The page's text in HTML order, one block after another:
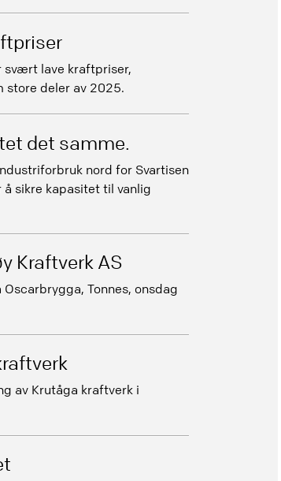
svært lave kraftpriser,
store deler av 2025.
det samme.
nord for Svartisen
sikre kapasitet til vanlig
Kraftverk AS
Tonnes, onsdag
av Krutåga kraftverk i